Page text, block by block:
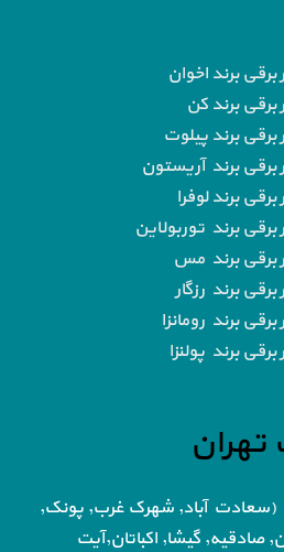
برند اخوان
برند کن
برند پیلوت
برقی برند آریستون
برند لوفرا
برند توربولاین
برقی برند مس
برند رزگار
برند رومانزا
برند پولنزا
تهران
(سعادت آباد, شهرک غرب, پونک,
صادقیه, گیشا, اکباتان,آیت